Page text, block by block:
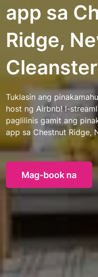
app sa
Ridge,
Cleanster
Tuklasin ang
host ng Airbnb! I-
paglilinis gamit ang
app sa Chestnut Ridge,
Mag-book na